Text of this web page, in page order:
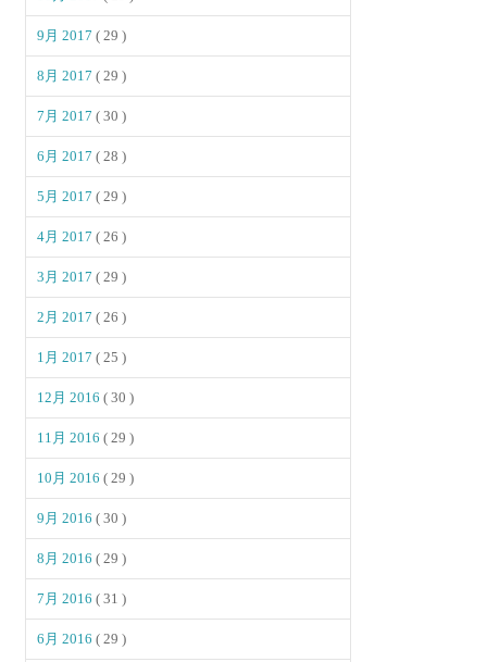
9月 2017( 29 )
8月 2017( 29 )
7月 2017( 30 )
6月 2017( 28 )
5月 2017( 29 )
4月 2017( 26 )
3月 2017( 29 )
2月 2017( 26 )
1月 2017( 25 )
12月 2016( 30 )
11月 2016( 29 )
10月 2016( 29 )
9月 2016( 30 )
8月 2016( 29 )
7月 2016( 31 )
6月 2016( 29 )